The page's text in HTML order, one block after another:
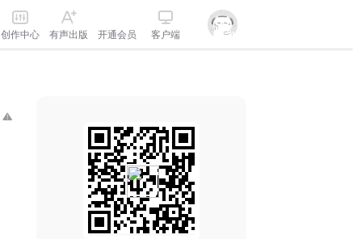
创作中心 有声出版 开通会员 客户端